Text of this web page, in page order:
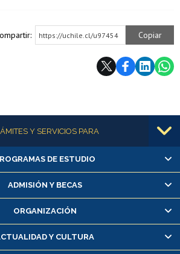
https://uchile.cl/u97454 Copiar
Y SERVICIOS PARA
os y exalumnas/os
Matrícula en línea
y cambio de asignaturas
y certificado de notas
Servicio médico y dental
DE ESTUDIO
ADMISIÓN Y BECAS
ORGANIZACIÓN
Y CULTURA